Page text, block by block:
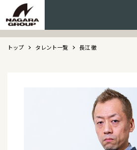
トップ タレント一覧 長江 徹